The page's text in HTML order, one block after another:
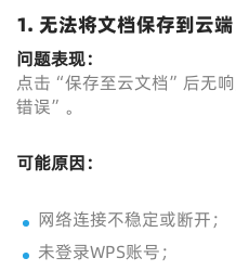
1. 无法将文档保存到云端
问题表现：
点击“保存至云文档”后无
错误”。
可能原因：
网络连接不稳定或断开；
未登录WPS账号；